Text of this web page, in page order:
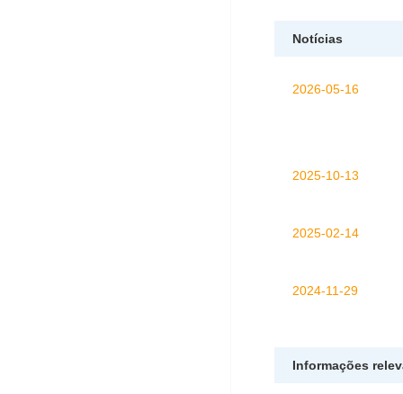
Notícias
2026-05-16
2025-10-13
2025-02-14
2024-11-29
Informações